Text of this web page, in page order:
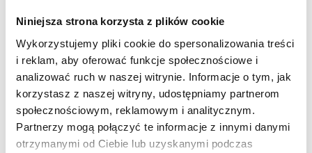
Niniejsza strona korzysta z plików cookie
Wykorzystujemy pliki cookie do spersonalizowania treści
i reklam, aby oferować funkcje społecznościowe i
analizować ruch w naszej witrynie. Informacje o tym, jak
korzystasz z naszej witryny, udostępniamy partnerom
społecznościowym, reklamowym i analitycznym.
Partnerzy mogą połączyć te informacje z innymi danymi
otrzymanymi od Ciebie lub uzyskanymi podczas
rzadki.
Cechy: to cekinowakoronka z zakończeniem
po obu
stronach, co znacznie ułatwia szycie i pozwala elegancko
wykończyć odzież. Jest prześwitująca, zazwyczaj szyta z
podszewką, ale efektownie prezentuje się też na modnych,
zupełnie przeziernych sukienkach i innych kreacjach
niczym te widywane na światowych pokazach mody. Jest
elastyczna, dość lekka w porównaniu z innymi materiałami
cekinowymi, pięknie połyskuje w świetle.